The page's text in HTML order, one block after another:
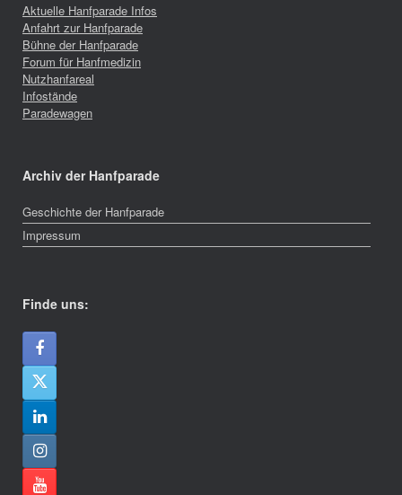
Aktuelle Hanfparade Infos
Anfahrt zur Hanfparade
Bühne der Hanfparade
Forum für Hanfmedizin
Nutzhanfareal
Infostände
Paradewagen
Archiv der Hanfparade
Geschichte der Hanfparade
Impressum
Finde uns: